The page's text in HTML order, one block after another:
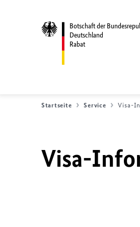
Botschaft der
Deutschland
Rabat
Startseite Service Visa-
Visa-